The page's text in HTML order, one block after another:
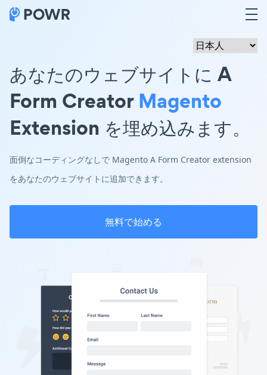
あなたのウェブサイトに A
Form CreatorMagento
Extension を埋め込みます。
面倒なコーディングなしで Magento A Form Creator extension
をあなたのウェブサイトに追加できます。
無料で始める